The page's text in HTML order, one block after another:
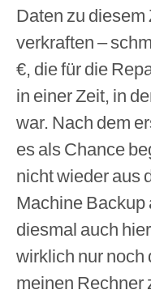
Daten zu diesem
verkraften –
€, die für die
in einer Zeit, in
war. Nach dem
es als Chance
nicht wieder aus
Machine
diesmal auch
wirklich nur noch
meinen Rechner